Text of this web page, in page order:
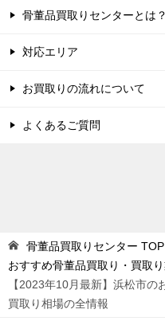
骨董品買取りセンターとは？
対応エリア
お買取りの流れについて
よくあるご質問
骨董品買取りセンター TOP
おすすめ骨董品買取り・買取
【2023年10月最新】浜松市
買取り相場の全情報